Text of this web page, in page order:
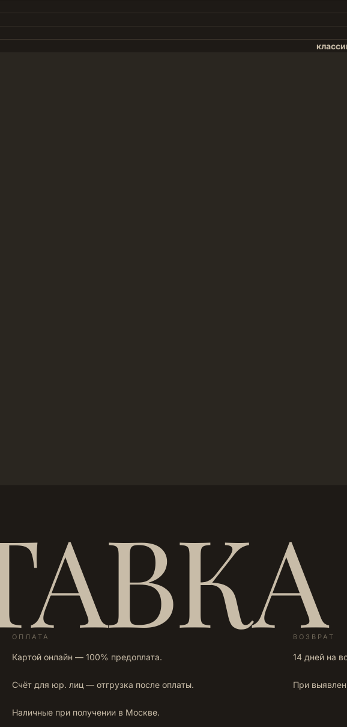
ОПЛАТА
Картой онлайн — 100% предоплата.
Счёт для юр. лиц — отгрузка после оплаты.
Наличные при получении в Москве.
ВОЗВРАТ
14 дней на
При